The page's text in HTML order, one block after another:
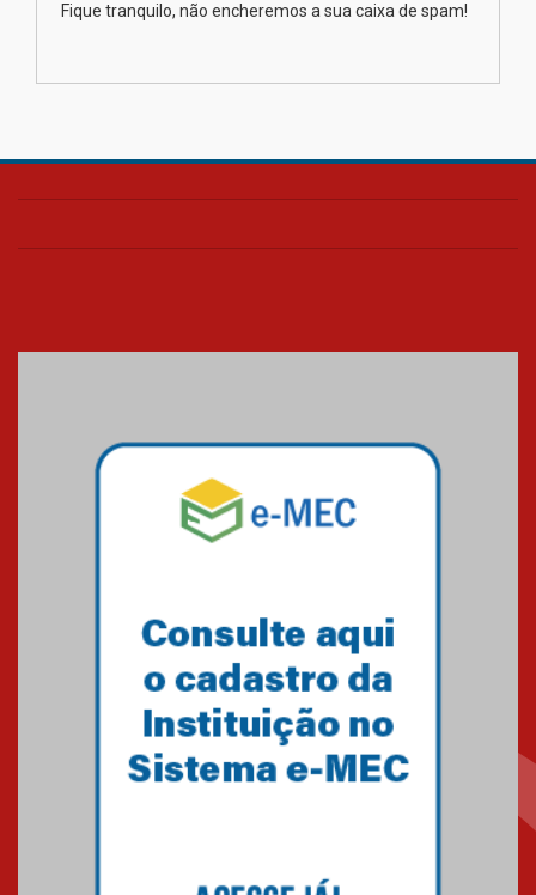
na educação dos filhos além da
Fique tranquilo, não encheremos a sua caixa de spam!